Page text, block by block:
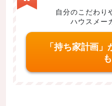
自分のこだわり
ハウスメー
「持ち家計画